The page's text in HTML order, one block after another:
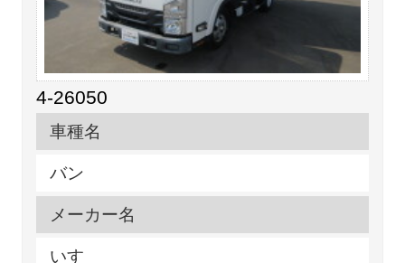
4-26050
車種名
バン
メーカー名
いすゞ